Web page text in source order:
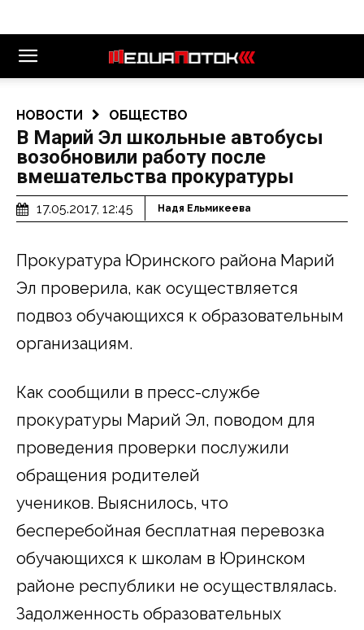
НОВОСТИ ОБЩЕСТВО
В Марий Эл школьные автобусы
возобновили работу после
вмешательства прокуратуры
17.05.2017, 12:45 Надя Ельмикеева
Прокуратура Юринского района Марий
Эл проверила, как осуществляется
подвоз обучающихся к образовательным
организациям.
Как сообщили в пресс-службе
прокуратуры Марий Эл, поводом для
проведения проверки послужили
обращения родителей
учеников. Выяснилось, что
бесперебойная бесплатная перевозка
обучающихся к школам в Юринском
районе республики не осуществлялась.
Задолженность образовательных